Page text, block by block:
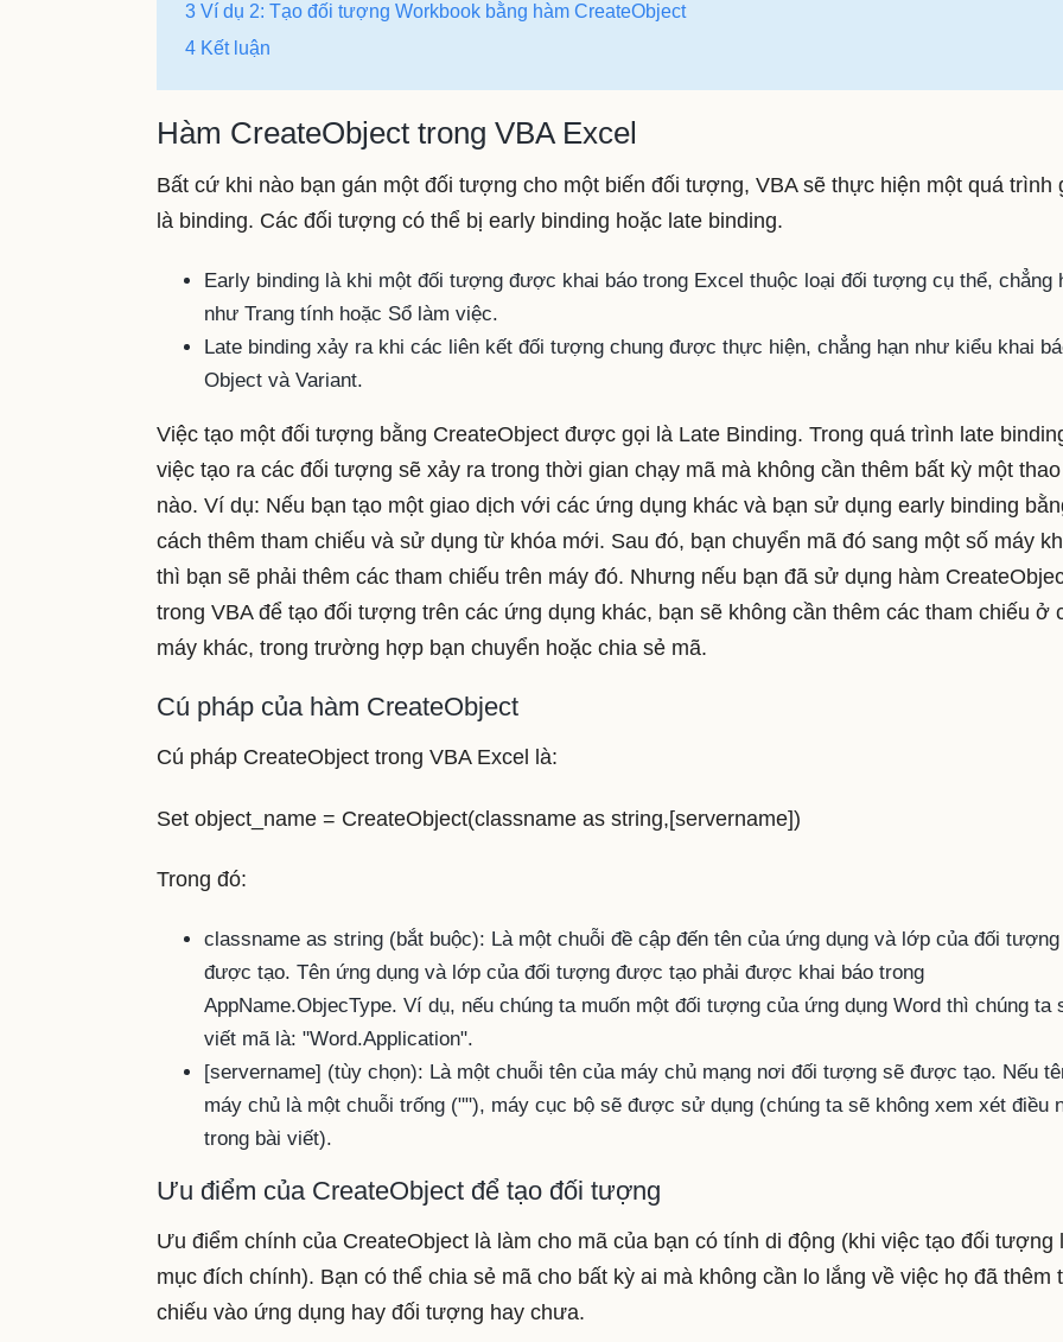
3 Ví dụ 2: Tạo đối tượng Workbook bằng hàm CreateObject
4 Kết luận
Hàm CreateObject trong VBA Excel
Bất cứ khi nào bạn gán một đối tượng cho một biến đối tượng, VBA sẽ thực hiện một quá trình
là binding. Các đối tượng có thể bị early binding hoặc late binding.
Early binding là khi một đối tượng được khai báo trong Excel thuộc loại đối tượng cụ thể, chẳng
như Trang tính hoặc Sổ làm việc.
Late binding xảy ra khi các liên kết đối tượng chung được thực hiện, chẳng hạn như kiểu khai
Object và Variant.
Việc tạo một đối tượng bằng CreateObject được gọi là Late Binding. Trong quá trình late
việc tạo ra các đối tượng sẽ xảy ra trong thời gian chạy mã mà không cần thêm bất kỳ một
nào. Ví dụ: Nếu bạn tạo một giao dịch với các ứng dụng khác và bạn sử dụng early binding
cách thêm tham chiếu và sử dụng từ khóa mới. Sau đó, bạn chuyển mã đó sang một số máy
thì bạn sẽ phải thêm các tham chiếu trên máy đó. Nhưng nếu bạn đã sử dụng hàm
trong VBA để tạo đối tượng trên các ứng dụng khác, bạn sẽ không cần thêm các tham chiếu ở
máy khác, trong trường hợp bạn chuyển hoặc chia sẻ mã.
Cú pháp của hàm CreateObject
Cú pháp CreateObject trong VBA Excel là:
Set object_name = CreateObject(classname as string,[servername])
Trong đó:
classname as string (bắt buộc): Là một chuỗi đề cập đến tên của ứng dụng và lớp của đối tượng
được tạo. Tên ứng dụng và lớp của đối tượng được tạo phải được khai báo trong
AppName.ObjecType. Ví dụ, nếu chúng ta muốn một đối tượng của ứng dụng Word thì chúng ta
viết mã là: "Word.Application".
[servername] (tùy chọn): Là một chuỗi tên của máy chủ mạng nơi đối tượng sẽ được tạo. Nếu
máy chủ là một chuỗi trống (""), máy cục bộ sẽ được sử dụng (chúng ta sẽ không xem xét điều
trong bài viết).
Ưu điểm của CreateObject để tạo đối tượng
Ưu điểm chính của CreateObject là làm cho mã của bạn có tính di động (khi việc tạo đối tượng
mục đích chính). Bạn có thể chia sẻ mã cho bất kỳ ai mà không cần lo lắng về việc họ đã thêm
chiếu vào ứng dụng hay đối tượng hay chưa.